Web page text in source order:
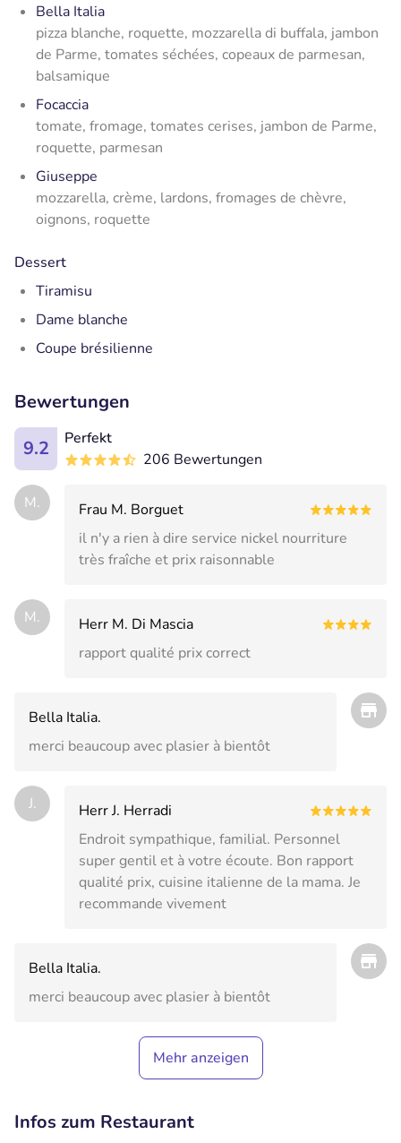
Bella Italia
pizza blanche, roquette, mozzarella di buffala, jambon
de Parme, tomates séchées, copeaux de parmesan,
balsamique
Focaccia
tomate, fromage, tomates cerises, jambon de Parme,
roquette, parmesan
Giuseppe
mozzarella, crème, lardons, fromages de chèvre,
oignons, roquette
Dessert
Tiramisu
Dame blanche
Coupe brésilienne
Bewertungen
9.2
Perfekt
206 Bewertungen
M.
Frau M. Borguet
il n'y a rien à dire service nickel nourriture
très fraîche et prix raisonnable
M.
Herr M. Di Mascia
rapport qualité prix correct
Bella Italia.
merci beaucoup avec plasier à bientôt
J.
Herr J. Herradi
Endroit sympathique, familial. Personnel
super gentil et à votre écoute. Bon rapport
qualité prix, cuisine italienne de la mama. Je
recommande vivement
Bella Italia.
merci beaucoup avec plasier à bientôt
Mehr anzeigen
Infos zum Restaurant